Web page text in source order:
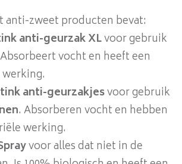
anti-zweet producten bevat:
anti-geurzak XLvoor gebruik
vocht en heeft een
anti-geurzakjesvoor gebruik
. Absorberen vocht en hebben
werking.
voor alles dat niet in de